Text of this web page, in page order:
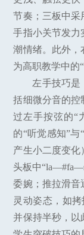
节奏；三板中采
手指小关节发力
潮情绪。此外，
为高职教学中的
左手技巧是
括细微分音的控
过左手按弦的“
的“听觉感知”
产生小二度变化
头板中
委婉；推拉滑音
灵动姿态，如
并保持半秒，以